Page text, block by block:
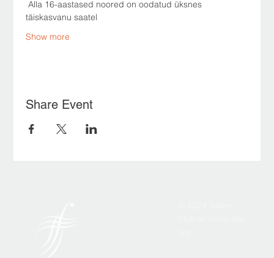
Alla 16-aastased noored on oodatud üksnes
täiskasvanu saatel
Show more
Share Event